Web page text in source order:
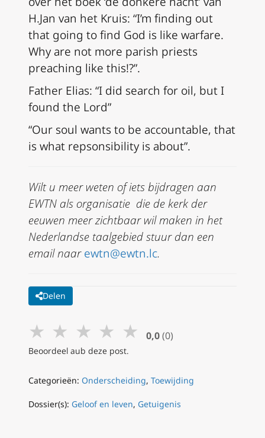
H.Jan van het Kruis: “I’m finding out
that going to find God is like warfare.
Why are not more parish priests
preaching like this!?”.
Father Elias: “I did search for oil, but I
found the Lord”
“Our soul wants to be accountable, that
is what repsonsibility is about”.
Wilt u meer weten of iets bijdragen aan
EWTN als organisatie die de kerk der
eeuwen meer zichtbaar wil maken in het
Nederlandse taalgebied stuur dan een
email naarewtn@ewtn.lc.
Delen
★ ★ ★ ★ ★ 0,0 (0)
Beoordeel aub deze post.
Categorieën: Onderscheiding, Toewijding
Dossier(s): Geloof en leven, Getuigenis